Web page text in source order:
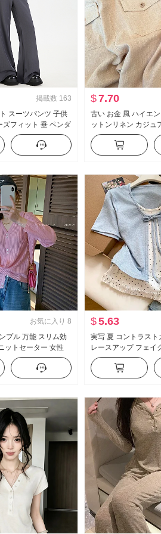
掲載数 163
スーツパンツ 子供
ズフィット 垂 ペンダ
カジュアル フレア ワ
$7.70
古い お金 風 ハイエ
ットンリネン カジュ
春 夏 2026 新品 ルー
ム効果 軽薄 ストレー
お気に入り 8
プル 万能 スリム効
ットセーター 女性
$5.63
実写 夏 コントラス
レースアップ フェイ
袖 Tシャツ 女性 夏
イル マイナー トップス